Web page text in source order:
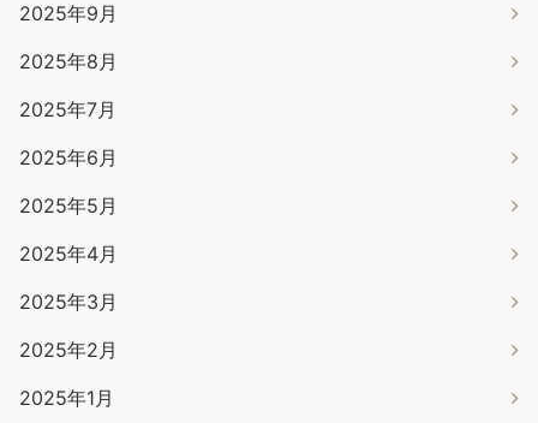
2025年9月
2025年8月
2025年7月
2025年6月
2025年5月
2025年4月
2025年3月
2025年2月
2025年1月